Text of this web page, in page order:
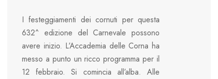
I festeggiamenti dei cornuti per questa
632^ edizione del Carnevale possono
avere inizio. L’Accademia delle Corna ha
messo a punto un ricco programma per il
12 febbraio. Si comincia all’alba. Alle